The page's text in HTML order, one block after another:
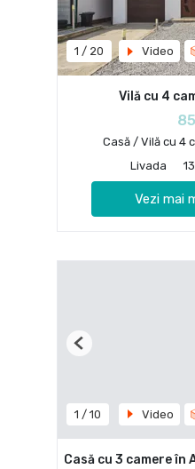
1 / 20 Video
Vilă cu 4
Casă / Vilă cu 4
Livada
Vezi mai
1 / 10 Video
Previous
Casă cu 3 camere